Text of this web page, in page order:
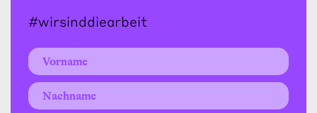
#wirsinddiearbeit